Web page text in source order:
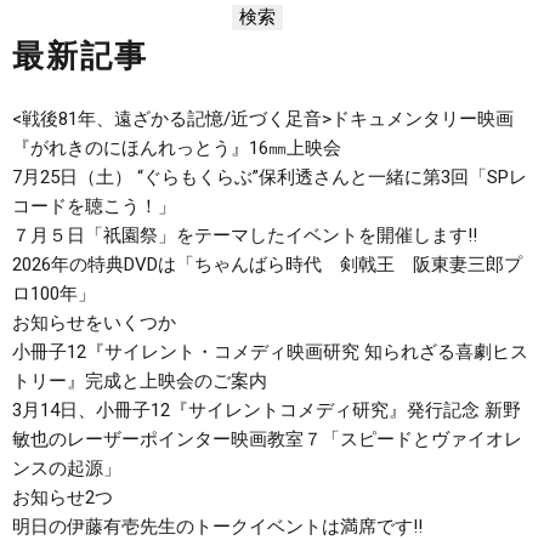
最新記事
<戦後81年、遠ざかる記憶/近づく足音>ドキュメンタリー映画
『がれきのにほんれっとう』16㎜上映会
7月25日（土） “ぐらもくらぶ”保利透さんと一緒に第3回「SPレ
コードを聴こう！」
７月５日「祇園祭」をテーマしたイベントを開催します‼
2026年の特典DVDは「ちゃんばら時代 剣戟王 阪東妻三郎プ
ロ100年」
お知らせをいくつか
小冊子12『サイレント・コメディ映画研究 知られざる喜劇ヒス
トリー』完成と上映会のご案内
3月14日、小冊子12『サイレントコメディ研究』発行記念 新野
敏也のレーザーポインター映画教室７「スピードとヴァイオレ
ンスの起源」
お知らせ2つ
明日の伊藤有壱先生のトークイベントは満席です‼